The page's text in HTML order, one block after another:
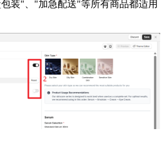
装"、"加急配送"等所有商品都适用